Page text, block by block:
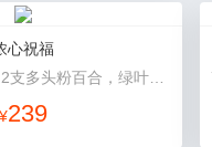
心祝福
¥239